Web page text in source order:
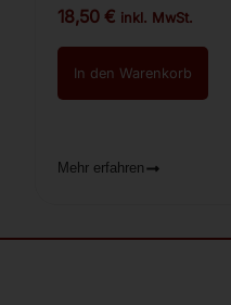
18,50€ inkl. MwSt.
In den Warenkorb
Mehr erfahren